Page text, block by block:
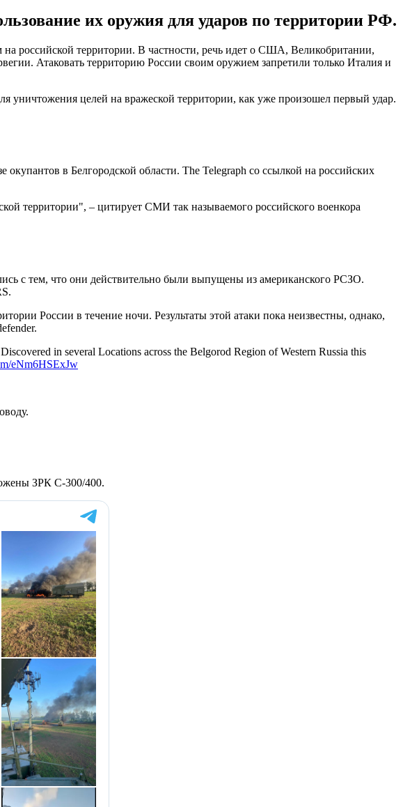
их оружия для ударов по территории РФ.
российской территории. В частности, речь идет о США, Великобритании,
Атаковать территорию России своим оружием запретили только Италия и
уничтожения целей на вражеской территории, как уже произошел первый удар.
в Белгородской области. The Telegraph со ссылкой на российских
территории", – цитирует СМИ так называемого российского военкора
с тем, что они действительно были выпущены из американского РСЗО.
России в течение ночи. Результаты этой атаки пока неизвестны, однако,
in several Locations across the Belgorod Region of Western Russia this
eNm6HSExJw
ЗРК С-300/400.